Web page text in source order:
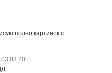
Апокалипсиса
Данный
полно картинок с
03.03.2011